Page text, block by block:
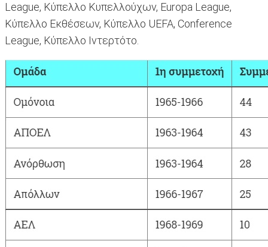
League, Κύπελλο Κυπελλούχων, Europa League,
Κύπελλο Εκθέσεων, Κύπελλο UEFA, Conference
League, Κύπελλο Ιντερτότο.